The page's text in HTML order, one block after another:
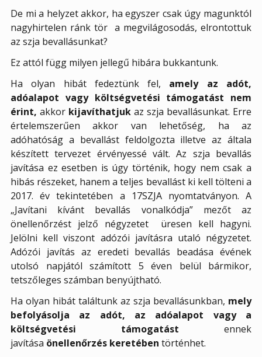
De mi a helyzet akkor, ha egyszer csak úgy magunktól
nagyhirtelen ránk tör a megvilágosodás, elrontottuk
az szja bevallásunkat?
Ez attól függ milyen jellegű hibára bukkantunk.
Ha olyan hibát fedeztünk fel, amely az adót,
adóalapot vagy költségvetési támogatást nem
érint, akkor kijavíthatjuk az szja bevallásunkat. Erre
értelemszerűen akkor van lehetőség, ha az
adóhatóság a bevallást feldolgozta illetve az általa
készített tervezet érvényessé vált. Az szja bevallás
javítása ez esetben is úgy történik, hogy nem csak a
hibás részeket, hanem a teljes bevallást ki kell tölteni a
2017. év tekintetében a 17SZJA nyomtatványon. A
„Javítani kívánt bevallás vonalkódja” mezőt az
önellenőrzést jelző négyzetet
üresen kell hagyni.
Jelölni kell viszont adózói javításra utaló négyzetet.
Adózói javítás az eredeti bevallás beadása évének
utolsó napjától számított 5 éven belül bármikor,
tetszőleges számban benyújtható.
Ha olyan hibát találtunk az szja bevallásunkban, mely
befolyásolja az adót, az adóalapot vagy a
költségvetési támogatást ennek
javítása önellenőrzés keretében történhet.